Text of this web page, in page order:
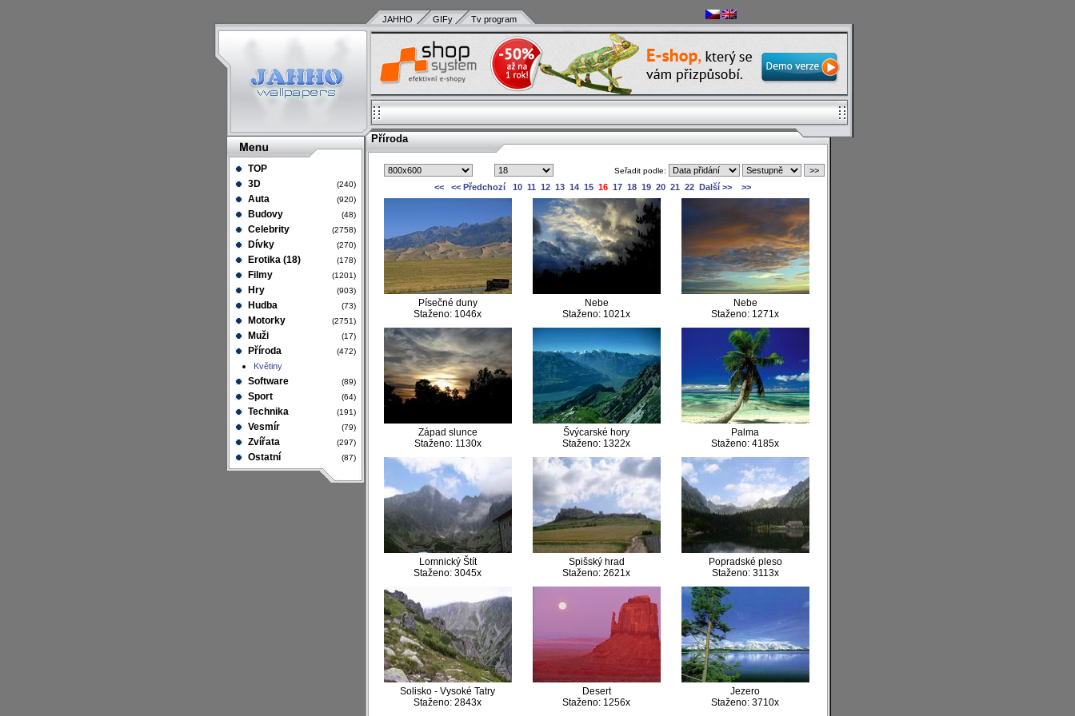
TOP
3D
(240)
Auta (920)
Budovy (48)
Celebrity (2758)
Dívky (270)
Erotika (18) (178)
Filmy (1201)
Hry (903)
Hudba (73)
Motorky (2751)
Muži (17)
Příroda (472)
Květiny
Software (89)
Sport (64)
Technika (191)
Vesmír (79)
Zvířata (297)
Ostatní (87)
JAHHO GIFy Tv program
Příroda
Seřadit podle:
<< << Předchozí 10 11 12 13 14 15 16 17 18 19 20 21 22 Další >> >>
Písečné duny
Staženo: 1046x
Nebe
Staženo: 1021x
Nebe
Staženo: 1271x
Západ slunce
Staženo: 1130x
Švýcarské hory
Staženo: 1322x
Palma
Staženo: 4185x
Lomnický Štít
Staženo: 3045x
Spišský hrad
Staženo: 2621x
Popradské pleso
Staženo: 3113x
Solisko - Vysoké Tatry
Staženo: 2843x
Desert
Staženo: 1256x
Jezero
Staženo: 3710x